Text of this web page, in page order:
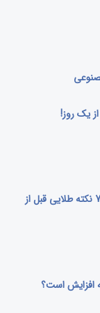
چگونه بهترین سالن زیبایی در قم را انتخاب کنیم؟ 7 نکته طلایی قبل از
افزایش است؟